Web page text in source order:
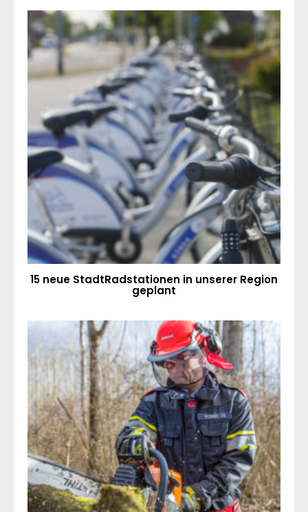
15 neue StadtRadstationen in unserer Region
geplant